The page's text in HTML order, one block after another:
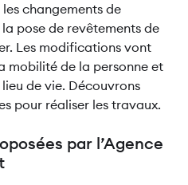
changements de
pose de revêtements de
Les modifications vont
mobilité de la personne et
de vie. Découvrons
pour réaliser les travaux.
par l’Agence